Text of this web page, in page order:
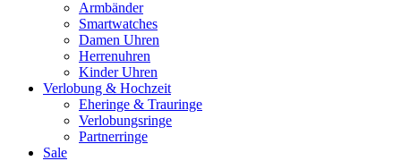
Armbänder
Smartwatches
Damen Uhren
Herrenuhren
Kinder Uhren
Verlobung & Hochzeit
Eheringe & Trauringe
Verlobungsringe
Partnerringe
Sale